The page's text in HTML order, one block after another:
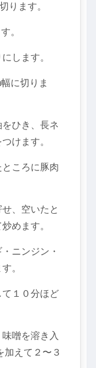
ります。
。
します。
に切りま
ひき、長ネ
けます。
ころに豚肉
、空いたと
めます。
ニンジン・
。
１０分ほど
噌を溶き入
加えて２〜３